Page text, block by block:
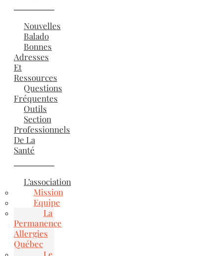
Nouvelles
Balado
Bonnes
Adresses
Et
Ressources
Questions
Fréquentes
Outils
Section
Professionnels
De La
Santé
L’association
Mission
Equipe
La
Permanence
Allergies
Québec